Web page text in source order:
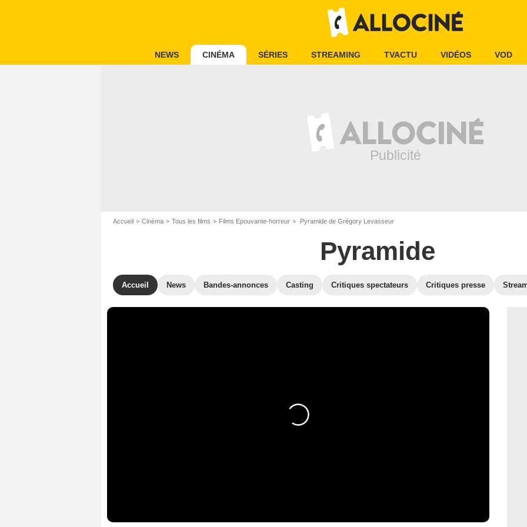
NEWS CINÉMA SÉRIES STREAMING TVACTU VIDÉOS VOD
Accueil Cinéma Tous les films Films Epouvante-horreur Pyramide de Grégory Levasseur
Pyramide
Accueil News Bandes-annonces Casting Critiques spectateurs Critiques presse